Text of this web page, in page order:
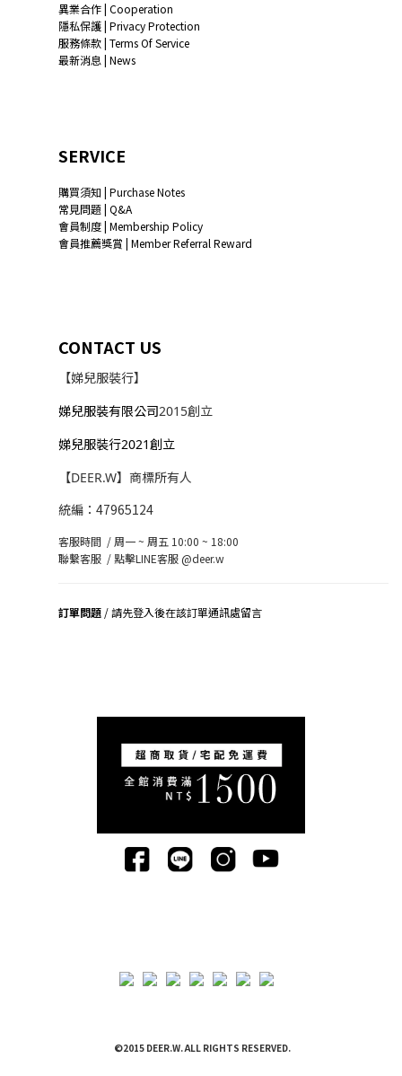
異業合作 | Cooperation
隱私保護 | Privacy Protection
服務條款 | Terms Of Service
最新消息 | News
SERVICE
購買須知 | Purchase Notes
常見問題 | Q&A
會員制度 | Membership Policy
會員推薦獎賞 | Member Referral Reward
CONTACT US
【娣兒服裝行】
娣兒服裝有限公司2015創立
娣兒服裝行2021創立
【DEER.W】商標所有人
統編：47965124
客服時間 / 周一 ~ 周五 10:00 ~ 18:00
聯繫客服 /點擊LINE客服 @deer.w
訂單問題 / 請先登入後在該訂單通訊處留言
©2015 DEER.W. ALL RIGHTS RESERVED.